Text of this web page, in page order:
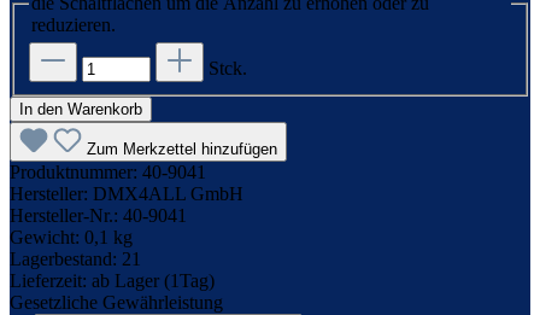
reduzieren.
Stck.
In den Warenkorb
Zum Merkzettel hinzufügen
Produktnummer: 40-9041
Hersteller: DMX4ALL GmbH
Hersteller-Nr.: 40-9041
Gewicht: 0,1 kg
Lagerbestand: 21
Lieferzeit: ab Lager (1Tag)
Gesetzliche Gewährleistung